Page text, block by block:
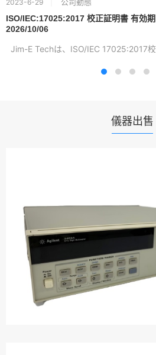
2023-6-29
ISO/IEC:17025:2017 校正証明書 有効
2026/10/06
儀器出售